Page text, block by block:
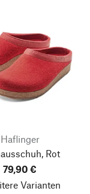
Haflinger
Rot
79,90 €
Varianten